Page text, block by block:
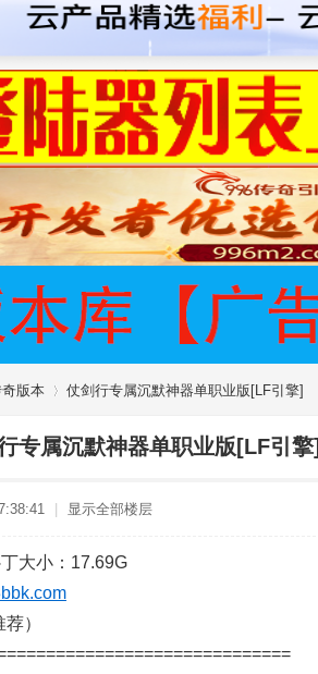
版本 仗剑行专属沉默神器单职业版[LF引擎]
专属沉默神器单职业版[LF引擎]
显示全部楼层
大小：17.69G
）